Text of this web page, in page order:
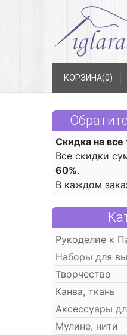
КОРЗИНА(0)
Скидка на
Все скидки
60%.
В каждом
Рукоделие к
Наборы для
Творчество
Канва, ткань
Аксессуары
Мулине, нити